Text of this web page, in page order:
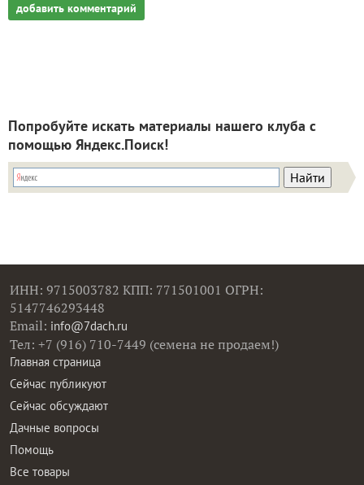
добавить комментарий
Попробуйте искать материалы нашего клуба с
помощью Яндекс.Поиск!
ИНН: 9715003782 КПП: 771501001 ОГРН:
5147746293448
Email: info@7dach.ru
Тел: +7 (916) 710-7449 (семена не продаем!)
Главная страница
Сейчас публикуют
Сейчас обсуждают
Дачные вопросы
Помощь
Все товары